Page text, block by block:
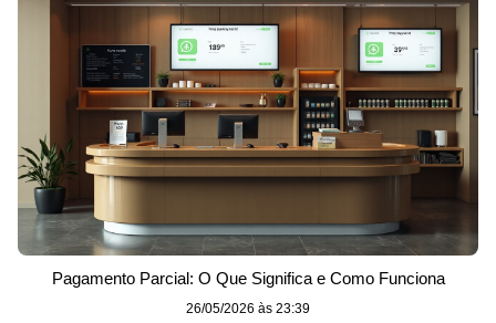
Pagamento Parcial: O Que Significa e Como Funciona
26/05/2026 às 23:39